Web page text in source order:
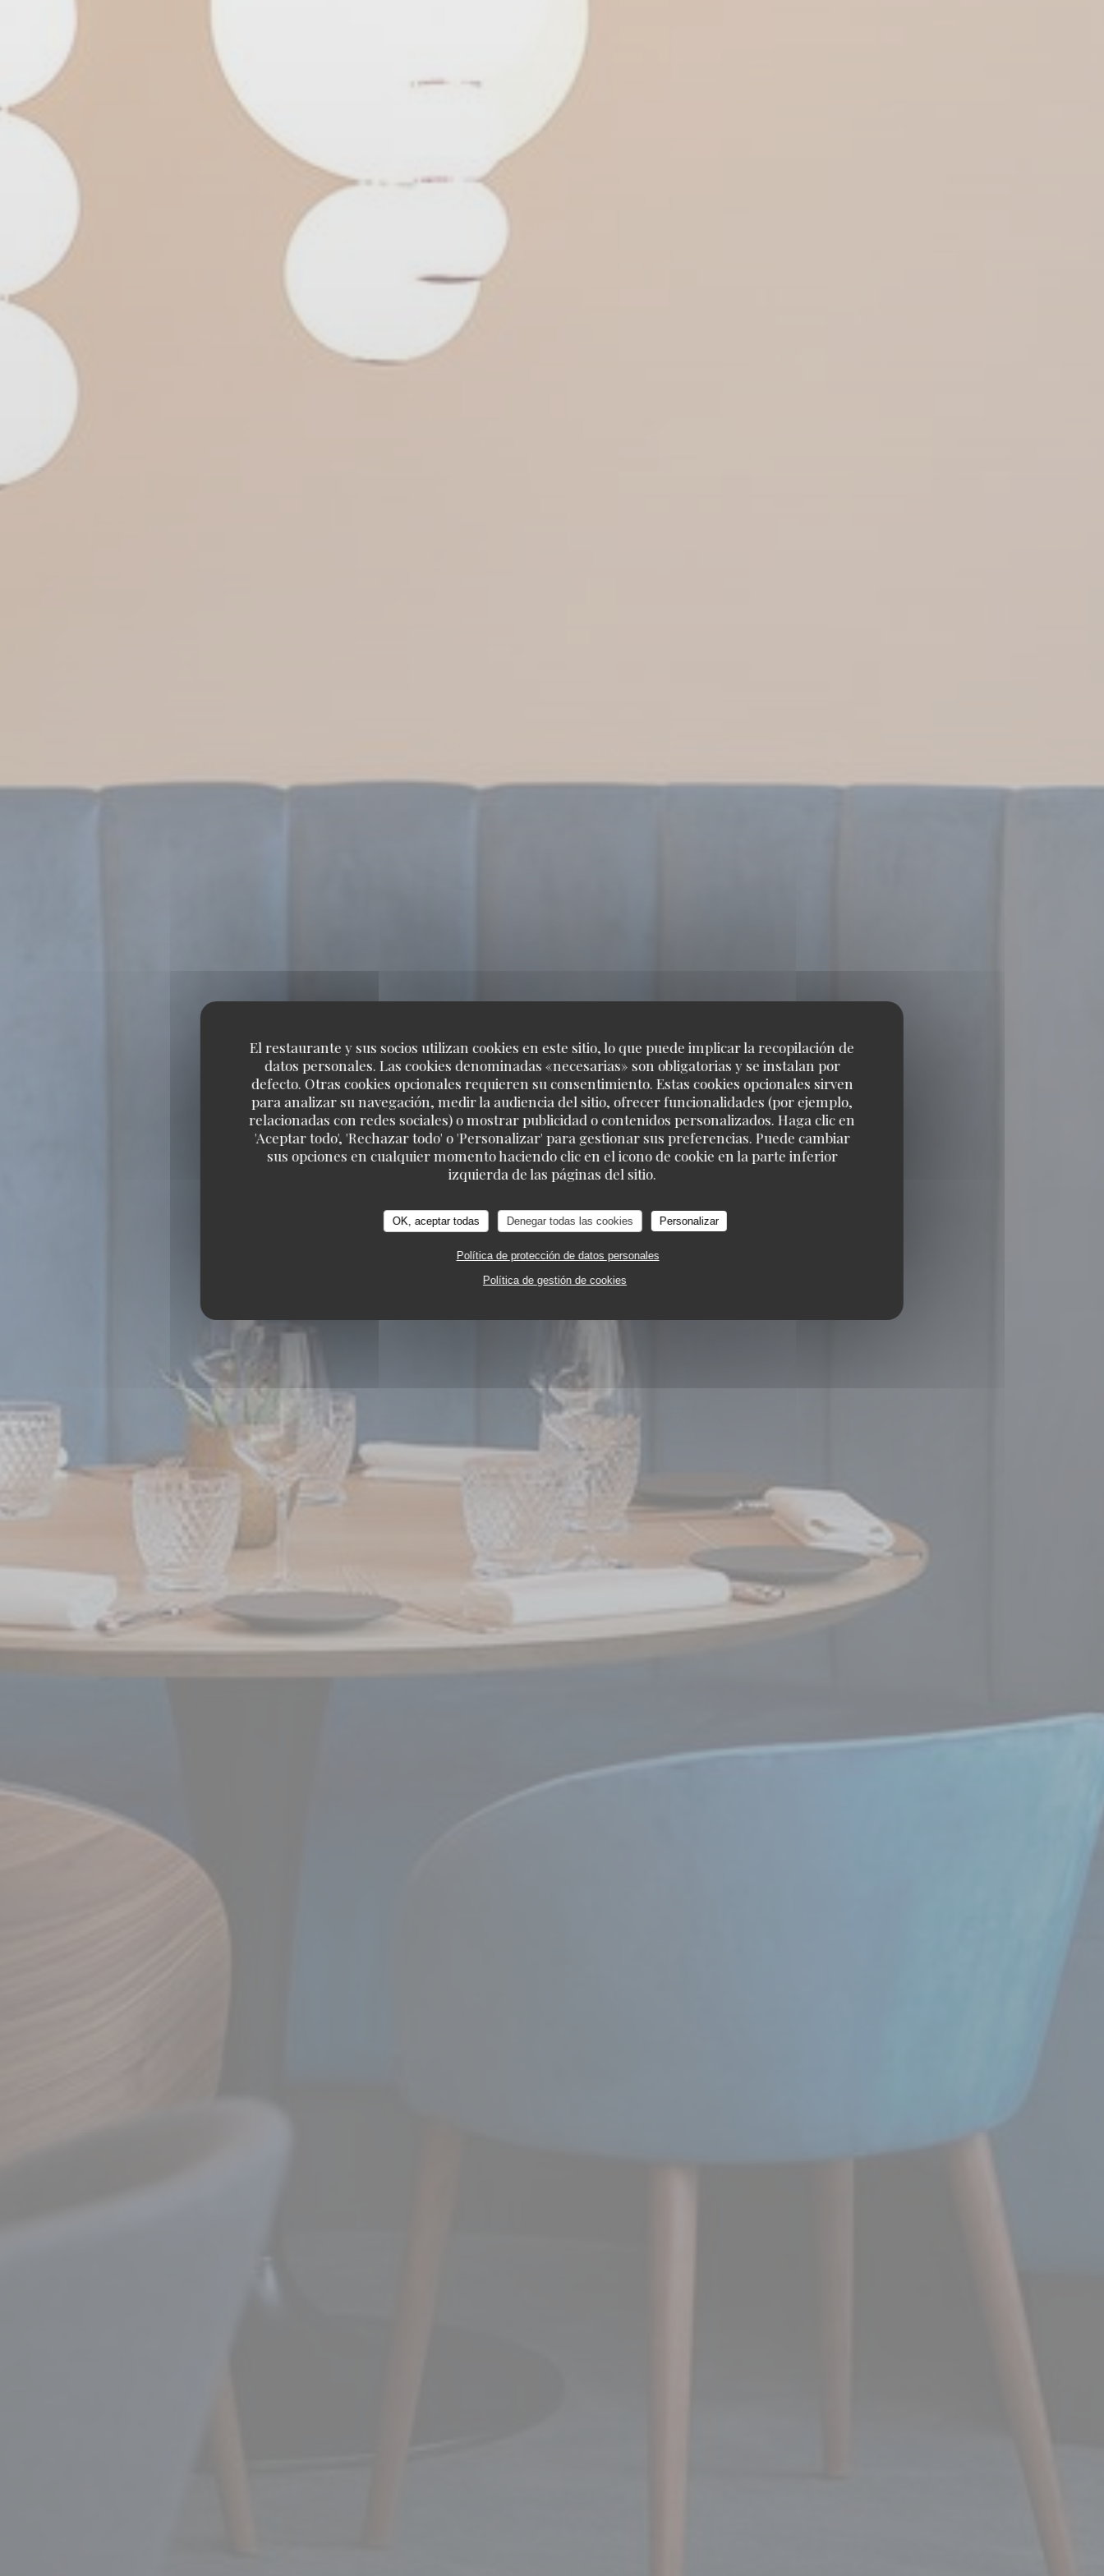
El restaurante y sus socios utilizan cookies en este sitio, lo que puede implicar la recopilación de
datos personales. Las cookies denominadas «necesarias» son obligatorias y se instalan por
defecto. Otras cookies opcionales requieren su consentimiento. Estas cookies opcionales sirven
para analizar su navegación, medir la audiencia del sitio, ofrecer funcionalidades (por ejemplo,
relacionadas con redes sociales) o mostrar publicidad o contenidos personalizados. Haga clic en
'Aceptar todo', 'Rechazar todo' o 'Personalizar' para gestionar sus preferencias. Puede cambiar
sus opciones en cualquier momento haciendo clic en el icono de cookie en la parte inferior
izquierda de las páginas del sitio.
OK, aceptar todas Denegar todas las cookies Personalizar
Política de protección de datos personales
Política de gestión de cookies
RESTAURANTE GOURMET ECOLÓGICO
116 AVENUE VICTOR HUGO 26000 VALENCE